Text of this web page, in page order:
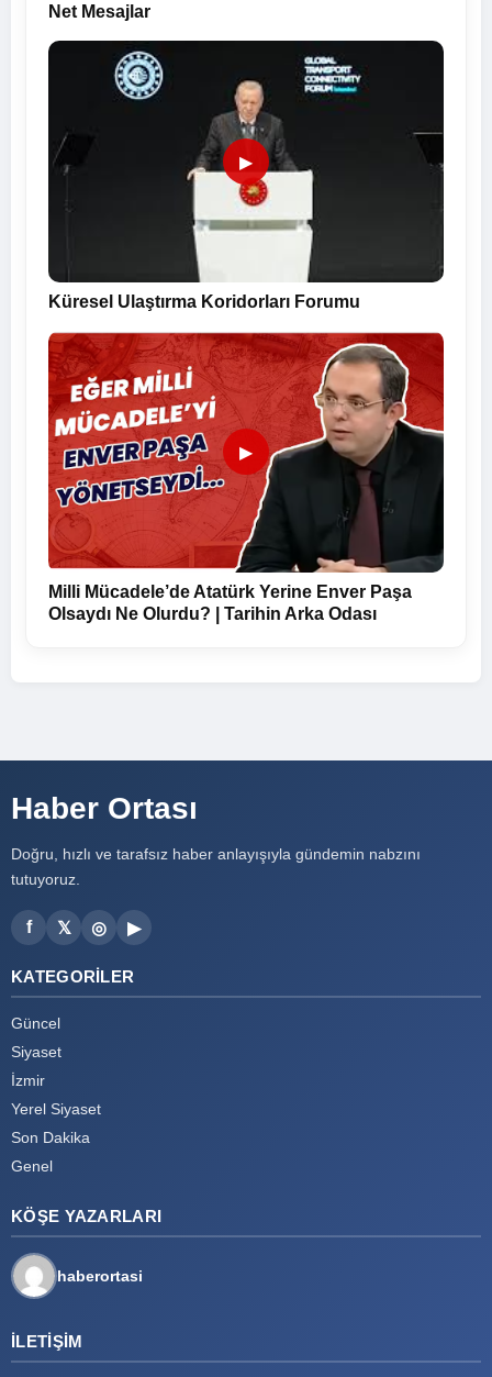
Net Mesajlar
▶
Küresel Ulaştırma Koridorları Forumu
▶
Milli Mücadele’de Atatürk Yerine Enver Paşa
Olsaydı Ne Olurdu? | Tarihin Arka Odası
Haber Ortası
Doğru, hızlı ve tarafsız haber anlayışıyla gündemin nabzını
tutuyoruz.
f 𝕏 ◎ ▶
KATEGORILER
Güncel
Siyaset
İzmir
Yerel Siyaset
Son Dakika
Genel
KÖŞE YAZARLARI
haberortasi
İLETIŞIM